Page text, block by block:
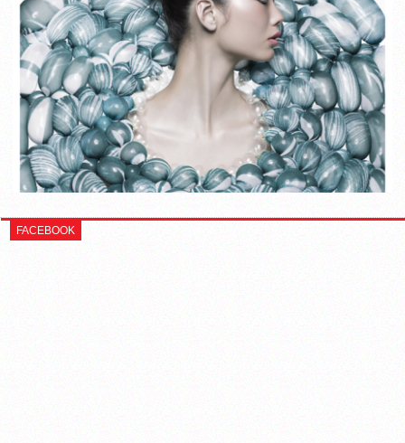
FACEBOOK